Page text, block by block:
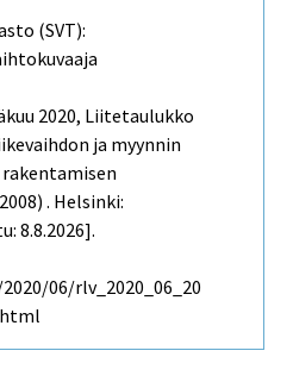
(SVT):
2020, Liitetaulukko
ja myynnin
. Helsinki:
8.8.2026].
06/rlv_2020_06_20